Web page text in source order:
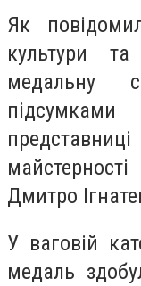
Як
культури
медальну
Дмитро
У ваговій
медаль